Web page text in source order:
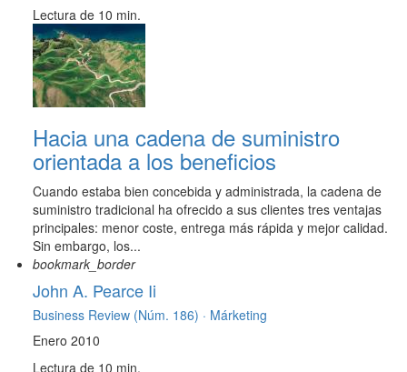
Lectura de 10 min.
Hacia una cadena de suministro
orientada a los beneficios
Cuando estaba bien concebida y administrada, la cadena de
suministro tradicional ha ofrecido a sus clientes tres ventajas
principales: menor coste, entrega más rápida y mejor calidad.
Sin embargo, los...
bookmark_border
John A. Pearce Ii
Business Review (Núm. 186) · Márketing
Enero 2010
Lectura de 10 min.